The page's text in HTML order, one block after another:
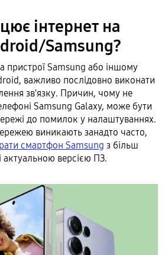
інтернет на
Samsung?
пристрої Samsung або іншому
важливо послідовно виконати
зв'язку. Причин, чому не
Samsung Galaxy, може бути
до помилок у налаштуваннях.
виникають занадто часто,
смартфон Samsung з більш
актуальною версією ПЗ.